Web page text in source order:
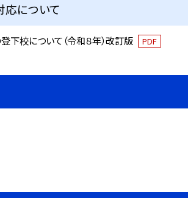
について
下校について（令和８年）改訂版 PDF